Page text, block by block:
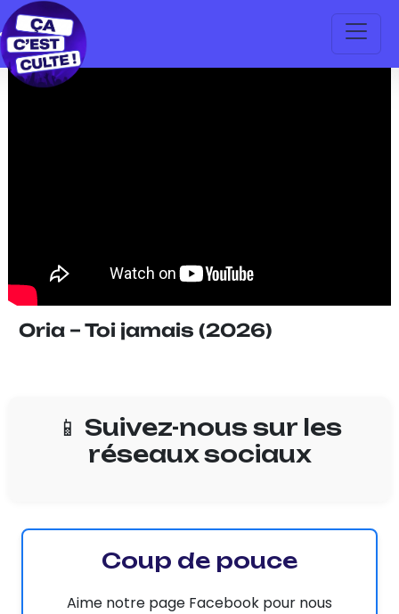
Oria – Toi jamais (2026)
📱 Suivez-nous sur les
réseaux sociaux
Coup de pouce
Aime notre page Facebook pour nous